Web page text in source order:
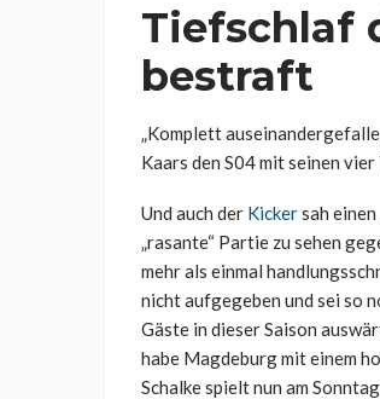
Tiefschlaf
bestraft
„Komplett
Kaars den S04 mit seinen
Und auch der Kickersah
„rasante“ Partie zu sehen
mehr als einmal
nicht aufgegeben und sei so
Gäste in dieser Saison
habe Magdeburg mit einem
Schalke spielt nun am